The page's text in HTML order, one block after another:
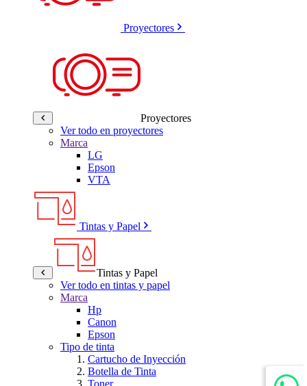
Proyectores
Proyectores
Ver todo en proyectores
Marca
LG
Epson
VTA
Tintas y Papel
Tintas y Papel
Ver todo en tintas y papel
Marca
Hp
Canon
Epson
Tipo de tinta
Cartucho de Inyección
Botella de Tinta
Toner